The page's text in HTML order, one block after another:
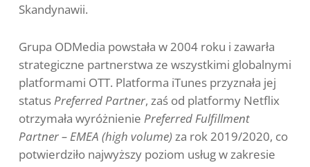
Skandynawii.
Grupa ODMedia powstała w 2004 roku i zawarła
strategiczne partnerstwa ze wszystkimi globalnymi
platformami OTT. Platforma iTunes przyznała jej
statusPreferred Partner, zaś od platformy Netflix
otrzymała wyróżnienie Preferred Fulfillment
Partner – EMEA (high volume) za rok 2019/2020, co
potwierdziło najwyższy poziom usług w zakresie